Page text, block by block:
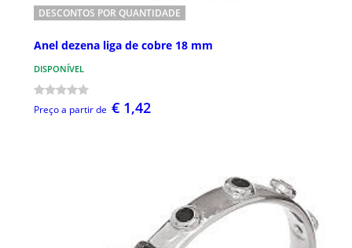
DESCONTOS POR QUANTIDADE
Anel dezena liga de cobre 18 mm
DISPONÍVEL
Preço a partir de € 1,42